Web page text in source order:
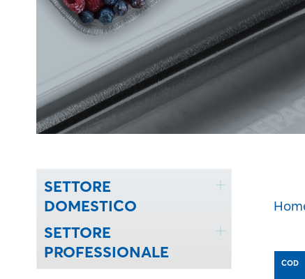
SETTORE
DOMESTICO
SETTORE
PROFESSIONALE
COD